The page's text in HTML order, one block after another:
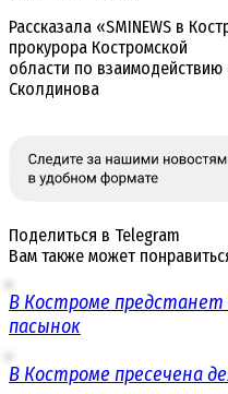
Рассказала «SMINEWS в
прокурора Костромской
области по
Сколдинова
Поделиться в Telegram
Вам также может
В Костроме предстанет
пасынок
В Костроме пресечена